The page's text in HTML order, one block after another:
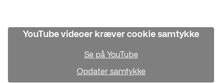
YouTube videoer kræver cookie samtykke
Se på YouTube
Opdater samtykke